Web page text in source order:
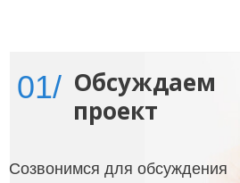
Обсуждаем
проект
01/
Созвонимся для обсуждения